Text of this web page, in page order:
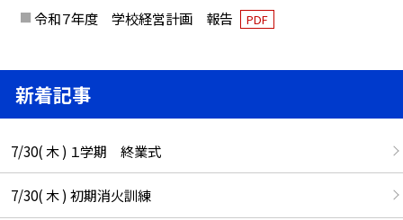
令和７年度 学校経営計画 報告 PDF
新着記事
7/30( 木 ) １学期 終業式
7/30( 木 ) 初期消火訓練